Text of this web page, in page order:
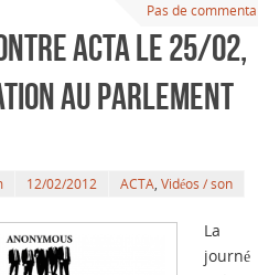
Pas de
ACTA le 25/02,
au parlement
12/02/2012 ACTA Vidéos / son
La
journé